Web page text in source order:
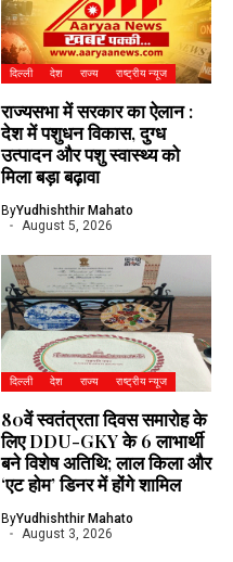
दिल्ली देश राज्य राष्ट्रीय न्यूज
राज्यसभा में सरकार का ऐलान :
देश में पशुधन विकास, दुग्ध
उत्पादन और पशु स्वास्थ्य को
मिला बड़ा बढ़ावा
ByYudhishthir Mahato
August 5, 2026
दिल्ली देश राज्य राष्ट्रीय न्यूज
80वें स्वतंत्रता दिवस समारोह के
लिए DDU-GKY के 6 लाभार्थी
बने विशेष अतिथि; लाल किला और
‘एट होम’ डिनर में होंगे शामिल
ByYudhishthir Mahato
August 3, 2026